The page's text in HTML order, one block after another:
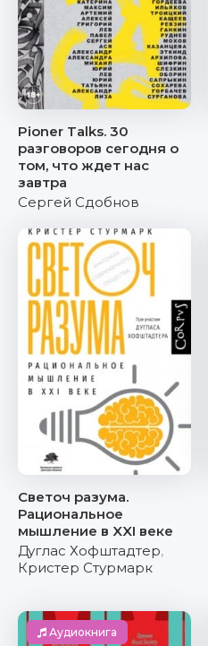
Pioner Talks. 30
разговоров сегодня о
том, что ждет нас
завтра
Сергей Сдобнов
Светоч разума.
Рациональное
мышление в XXI веке
Дуглас Хофштадтер,
Кристер Стурмарк
Аудиокнига